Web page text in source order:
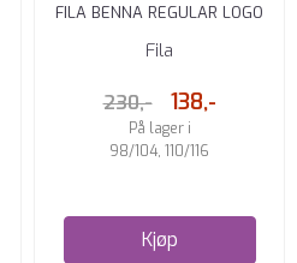
FILA BENNA REGULAR LOGO
T-SKJORTE GREEN
Fila
230,- 138,-
På lager i
98/104, 110/116
Kjøp